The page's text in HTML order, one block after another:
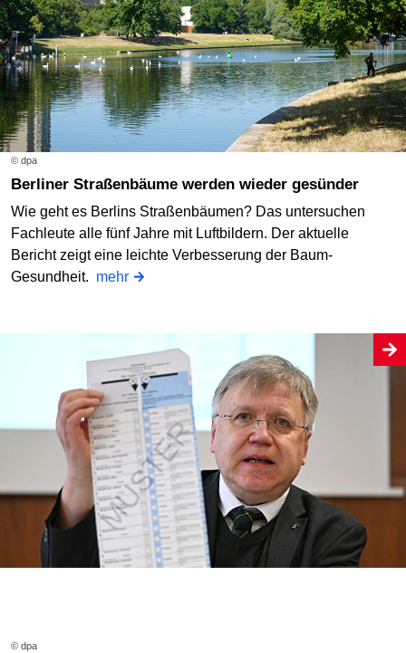
© dpa
Berliner Straßenbäume werden wieder gesünder
Wie geht es Berlins Straßenbäumen? Das untersuchen
Fachleute alle fünf Jahre mit Luftbildern. Der aktuelle
Bericht zeigt eine leichte Verbesserung der Baum-
Gesundheit. mehr
© dpa